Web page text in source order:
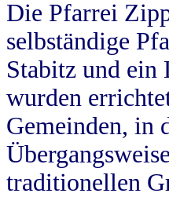
Die Pfarrei
selbständige
Stabitz und
wurden
Gemeinden, in
traditionellen